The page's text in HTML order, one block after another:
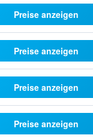
Preise anzeigen
Preise anzeigen
Preise anzeigen
Preise anzeigen